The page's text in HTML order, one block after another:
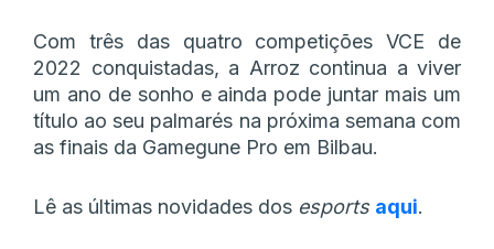
Com três das quatro competições VCE de
2022 conquistadas, a Arroz continua a viver
um ano de sonho e ainda pode juntar mais um
título ao seu palmarés na próxima semana com
as finais da Gamegune Pro em Bilbau.
Lê as últimas novidades dos esports aqui.